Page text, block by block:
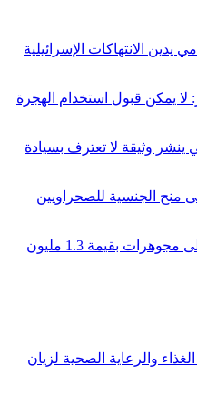
الانتهاكات الإسرائيلية
لا يمكن قبول استخدام الهجرة
ينشر وثيقة لا تعترف بسيادة
منح الجنسية للصحراويين
ثاباتيرو يؤكد أمام القضاء حصوله على مجوهرات بقيمة 1.3 مليون
والرعاية الصحية لزيان